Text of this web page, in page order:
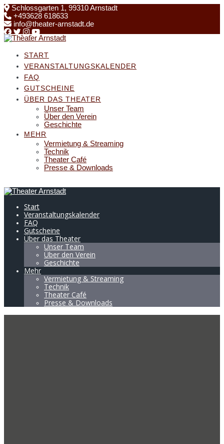
Skip
to
content
Schlossgarten 1, 99310 Arnstadt
+493628 618633
info@theater-arnstadt.de
START
VERANSTALTUNGSKALENDER
FAQ
GUTSCHEINE
ÜBER DAS THEATER
Unser Team
Über den Verein
Geschichte
MEHR
Vermietung & Streaming
Technik
Theater Café
Presse & Downloads
Start
Veranstaltungskalender
FAQ
Gutscheine
Über das Theater
Unser Team
Über den Verein
Geschichte
Mehr
Vermietung & Streaming
Technik
Theater Café
Presse & Downloads